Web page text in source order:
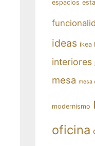
espacios
ideas ikea
interiores
mesa mesa
modernismo
oficina